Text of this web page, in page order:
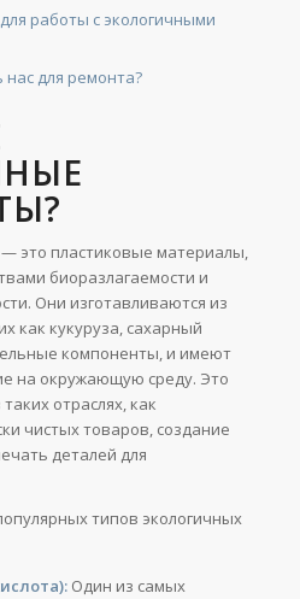
работы с экологичными
для ремонта?
это пластиковые материалы,
биоразлагаемости и
Они изготавливаются из
как кукуруза, сахарный
компоненты, и имеют
на окружающую среду. Это
отраслях, как
чистых товаров, создание
деталей для
типов экологичных
Один из самых